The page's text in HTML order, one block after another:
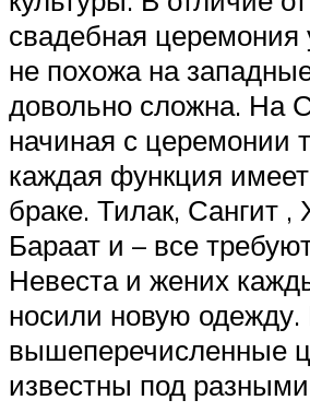
свадебная церемония
не похожа на
довольно сложна. На
начиная с церемонии
каждая функция
браке. Тилак, Сангит ,
Бараат и – все
Невеста и жених
носили новую одежду.
вышеперечисленные
известны под